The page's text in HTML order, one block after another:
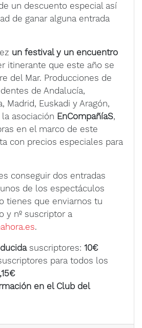
un descuento especialasí
de ganar alguna entrada
un festival y un encuentro
itinerante que este año se
del Mar. Producciones de
de Andalucía,
Madrid, Euskadi y Aragón,
asociación EnCompañíaS,
en el marco de este
con precios especiales para
conseguir dos entradas
de los espectáculos
tienes que enviarnos tu
y nº suscriptor a
.
suscriptores: 10€
para todos los
en el Club del